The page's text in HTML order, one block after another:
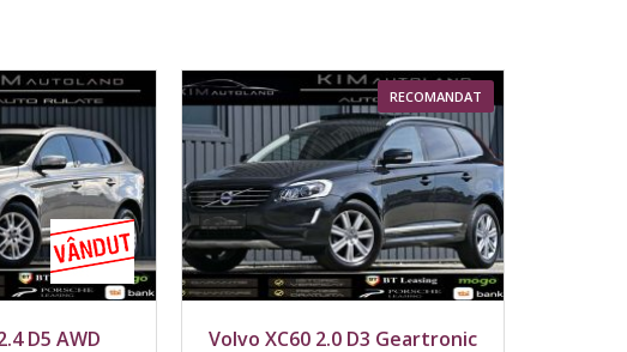
RECOMANDAT
2017
Față
Volvo XC60 2.0 D3 Geartronic
Volvo XC 60 B4